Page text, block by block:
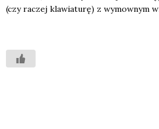
(czy raczej kla­wia­tu­rę) z wymow­nym